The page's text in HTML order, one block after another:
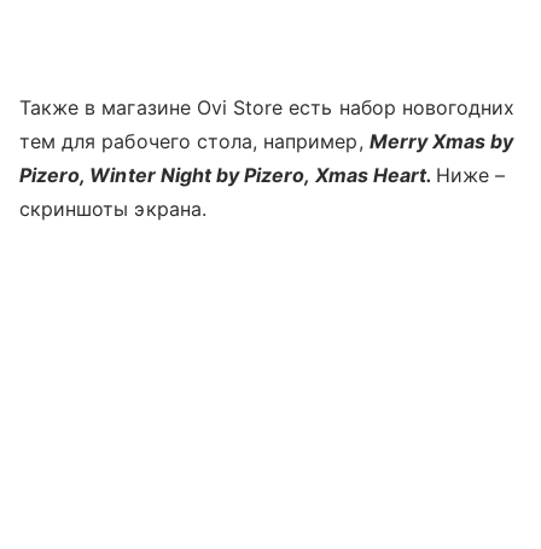
Также в магазине Ovi Store есть набор новогодних
тем для рабочего стола, например, Merry Xmas by
Pizero, Winter Night by Pizero, Xmas Heart. Ниже –
скриншоты экрана.